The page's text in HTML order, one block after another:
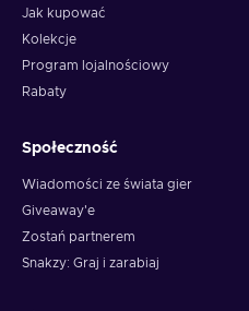
Jak kupować
Kolekcje
Program lojalnościowy
Rabaty
Społeczność
Wiadomości ze świata gier
Giveaway'e
Zostań partnerem
Snakzy: Graj i zarabiaj